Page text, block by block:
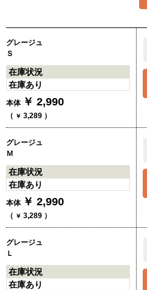
グレージュ
Ｓ
在庫状況
在庫あり
本体 ￥ 2,990
（ ￥ 3,289 ）
グレージュ
Ｍ
在庫状況
在庫あり
本体 ￥ 2,990
（ ￥ 3,289 ）
グレージュ
Ｌ
在庫状況
在庫あり